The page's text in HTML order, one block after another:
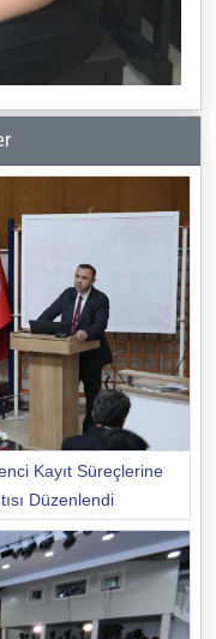
Kayıt Süreçlerine
Düzenlendi